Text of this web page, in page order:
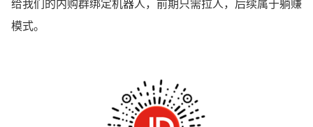
给我们的内购群绑定机器人，前期只需拉人，后续属于躺赚
模式。